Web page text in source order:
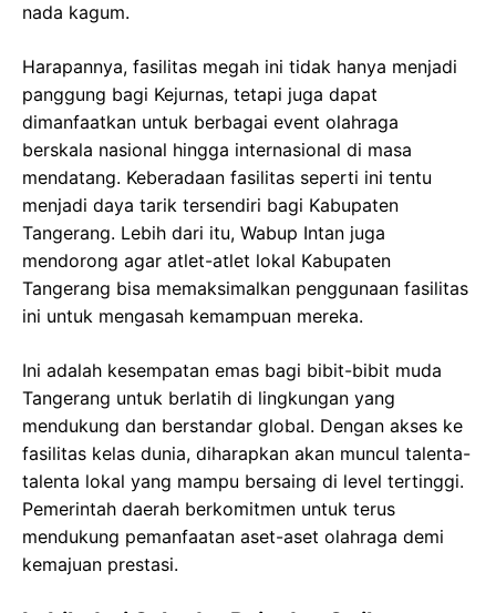
nada kagum.
Harapannya, fasilitas megah ini tidak hanya menjadi
panggung bagi Kejurnas, tetapi juga dapat
dimanfaatkan untuk berbagai event olahraga
berskala nasional hingga internasional di masa
mendatang. Keberadaan fasilitas seperti ini tentu
menjadi daya tarik tersendiri bagi Kabupaten
Tangerang. Lebih dari itu, Wabup Intan juga
mendorong agar atlet-atlet lokal Kabupaten
Tangerang bisa memaksimalkan penggunaan fasilitas
ini untuk mengasah kemampuan mereka.
Ini adalah kesempatan emas bagi bibit-bibit muda
Tangerang untuk berlatih di lingkungan yang
mendukung dan berstandar global. Dengan akses ke
fasilitas kelas dunia, diharapkan akan muncul talenta-
talenta lokal yang mampu bersaing di level tertinggi.
Pemerintah daerah berkomitmen untuk terus
mendukung pemanfaatan aset-aset olahraga demi
kemajuan prestasi.